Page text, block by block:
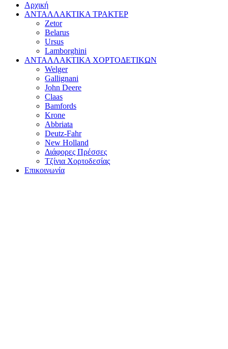
Αρχική
ΑΝΤΑΛΛΑΚΤΙΚΑ ΤΡΑΚΤΕΡ
Zetor
Belarus
Ursus
Lamborghini
ΑΝΤΑΛΛΑΚΤΙΚΑ ΧΟΡΤΟΔΕΤΙΚΩΝ
Welger
Gallignani
John Deere
Claas
Bamfords
Krone
Abbriata
Deutz-Fahr
New Holland
Διάφορες Πρέσσες
Τζίνια Χορτοδεσίας
Επικοινωνία